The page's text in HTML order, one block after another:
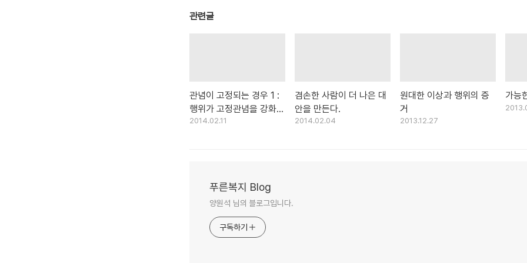
관련글
관념이 고정되는 경우 1 :
행위가 고정관념을 강화한
다.
2014.02.11
겸손한 사람이 더 나은 대
안을 만든다.
2014.02.04
원대한 이상과 행위의 증
거
2013.12.27
가능
푸른복지 Blog
양원석 님의 블로그입니다.
구독하기